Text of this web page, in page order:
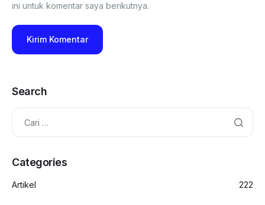
ini untuk komentar saya berikutnya.
Search
Categories
Artikel 222